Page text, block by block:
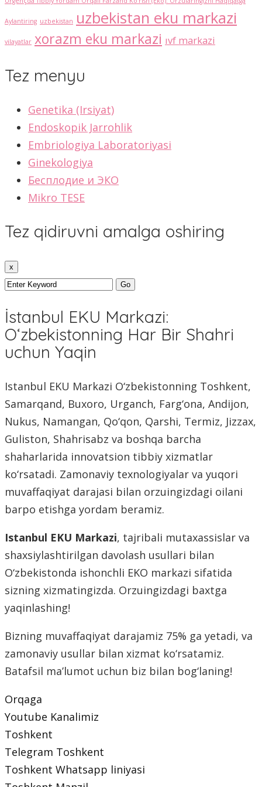
Aylantiring uzbekistan uzbekistan eku markazi
vilayatlar xorazm eku markazi ıvf markazi
Tez menyu
Genetika (Irsiyat)
Endoskopik Jarrohlik
Embriologiya Laboratoriyasi
Ginekologiya
Бесплодие и ЭКО
Mikro TESE
Tez qidiruvni amalga oshiring
x
İstanbul EKU Markazi:
O‘zbekistonning Har Bir Shahri
uchun Yaqin
Istanbul EKU Markazi O‘zbekistonning Toshkent,
Samarqand, Buxoro, Urganch, Farg‘ona, Andijon,
Nukus, Namangan, Qo‘qon, Qarshi, Termiz, Jizzax,
Guliston, Shahrisabz va boshqa barcha
shaharlarida innovatsion tibbiy xizmatlar
ko‘rsatadi. Zamonaviy texnologiyalar va yuqori
muvaffaqiyat darajasi bilan orzuingizdagi oilani
barpo etishga yordam beramiz.
Istanbul EKU Markazi, tajribali mutaxassislar va
shaxsiylashtirilgan davolash usullari bilan
O‘zbekistonda ishonchli EKO markazi sifatida
sizning xizmatingizda. Orzuingizdagi baxtga
yaqinlashing!
Bizning muvaffaqiyat darajamiz 75% ga yetadi, va
zamonaviy usullar bilan xizmat ko‘rsatamiz.
Batafsil ma’lumot uchun biz bilan bog‘laning!
Orqaga
Youtube Kanalimiz
Toshkent
Telegram Toshkent
Toshkent Whatsapp liniyasi